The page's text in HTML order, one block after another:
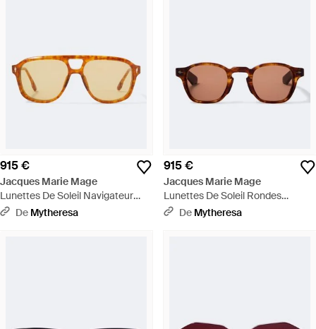
915 €
Jacques Marie Mage
Lunettes De Soleil Navigateur
Leonard - Marron
De Mytheresa
915 €
Jacques Marie Mage
Lunettes De Soleil Rondes
Zephirin - Marron
De Mytheresa